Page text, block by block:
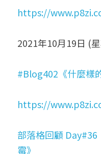
https://
2021年10月19日 (
#Blog402《什麼樣
https://
部落格回顧
霉》